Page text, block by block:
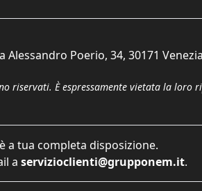
Poerio, 34, 30171
riservati. È espressamente vietata la loro
a tua completa disposizione.
a servizioclienti@grupponem.it.